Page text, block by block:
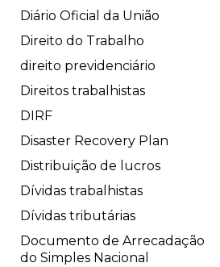
Diário Oficial da União
Direito do Trabalho
direito previdenciário
Direitos trabalhistas
DIRF
Disaster Recovery Plan
Distribuição de lucros
Dívidas trabalhistas
Dívidas tributárias
Documento de Arrecadação
do Simples Nacional